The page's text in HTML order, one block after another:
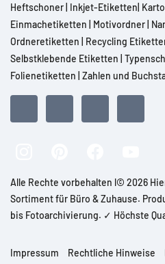
Heftschoner Inkjet-Etiketten
Einmachetiketten
Motivordner
Ordneretiketten
Recycling
Selbstklebende Etiketten
Folienetiketten Zahlen und
Alle Rechte vorbehalten l© 2026
Sortiment für Büro & Zuhause.
bis Fotoarchivierung. ✓ Höchste
Impressum Rechtliche Hinweise